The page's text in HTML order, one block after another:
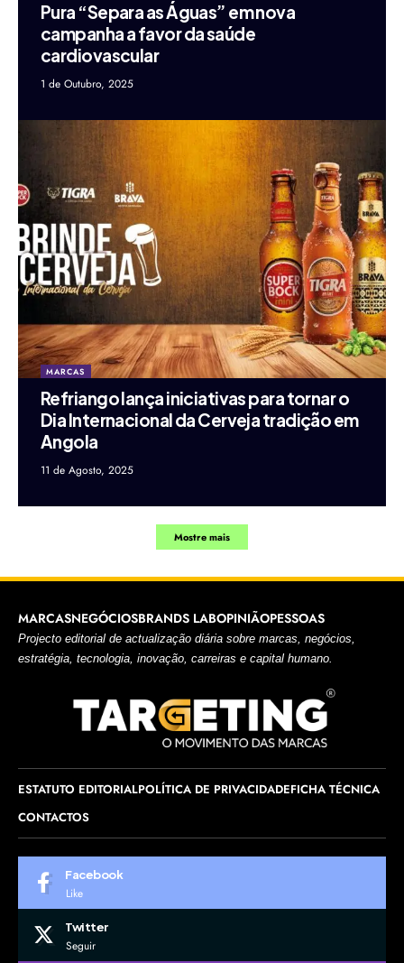
Pura “Separa as Águas” em nova
campanha a favor da saúde
cardiovascular
1 de Outubro, 2025
MARCAS
Refriango lança iniciativas para tornar o
Dia Internacional da Cerveja tradição em
Angola
11 de Agosto, 2025
Mostre mais
MARCASNEGÓCIOSBRANDS LABOPINIÃOPESSOAS
Projecto editorial de actualização diária sobre marcas, negócios,
estratégia, tecnologia, inovação, carreiras e capital humano.
ESTATUTO EDITORIALPOLÍTICA DE PRIVACIDADEFICHA TÉCNICA
CONTACTOS
Facebook
Like
Twitter
Seguir